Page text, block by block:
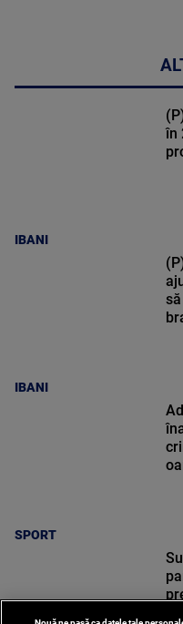
IBANI
în
IBANI
SPORT